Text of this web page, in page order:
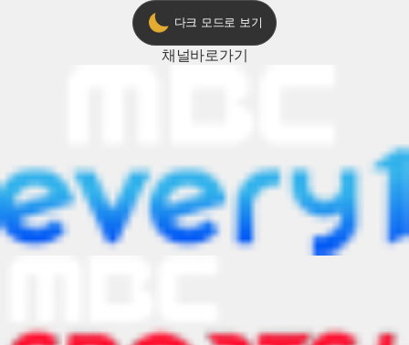
다크 모드로 보기
채널바로가기